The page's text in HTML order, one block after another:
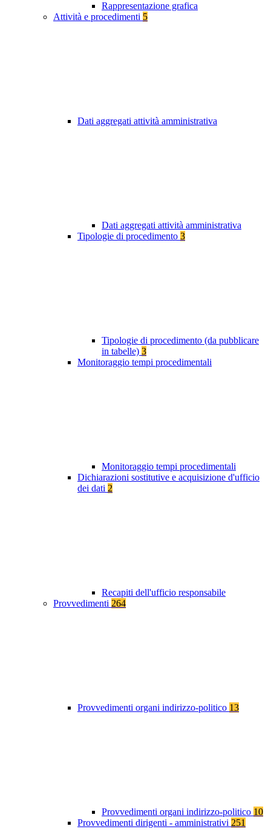
Rappresentazione grafica
Attività e procedimenti 5
Dati aggregati attività amministrativa
Dati aggregati attività amministrativa
Tipologie di procedimento 3
Tipologie di procedimento (da pubblicare
in tabelle) 3
Monitoraggio tempi procedimentali
Monitoraggio tempi procedimentali
Dichiarazioni sostitutive e acquisizione d'ufficio
dei dati 2
Recapiti dell'ufficio responsabile
Provvedimenti 264
Provvedimenti organi indirizzo-politico 13
Provvedimenti organi indirizzo-politico 10
Provvedimenti dirigenti - amministrativi 251